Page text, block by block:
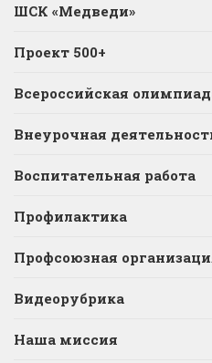
ШСК «Медведи»
Проект 500+
Всероссийская
Внеурочная
Воспитательная работа
Профилактика
Профсоюзная
Видеорубрика
Наша миссия